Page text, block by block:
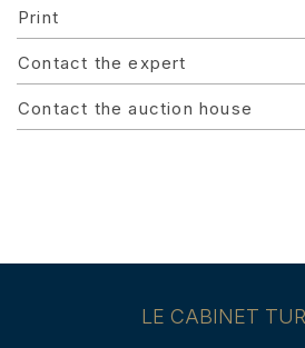
Print
Contact the expert
Contact the auction house
LE CABINET